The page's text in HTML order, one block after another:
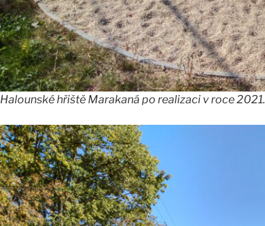
Halounské hřiště Marakaná po realizaci v roce 2021.